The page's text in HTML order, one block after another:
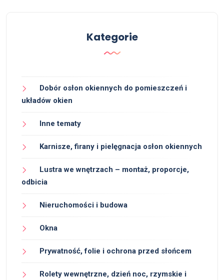
Kategorie
Dobór osłon okiennych do pomieszczeń i
układów okien
Inne tematy
Karnisze, firany i pielęgnacja osłon okiennych
Lustra we wnętrzach – montaż, proporcje,
odbicia
Nieruchomości i budowa
Okna
Prywatność, folie i ochrona przed słońcem
Rolety wewnętrzne, dzień noc, rzymskie i